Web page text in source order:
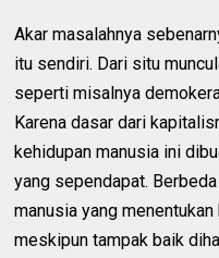
Akar masalahnya
itu sendiri. Dari situ
seperti misalnya
Karena dasar dari
kehidupan manusia ini
yang sependapat.
manusia yang
meskipun tampak baik